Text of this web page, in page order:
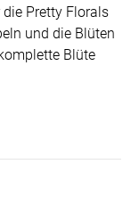
Pretty Florals
und die Blüten
Blüte